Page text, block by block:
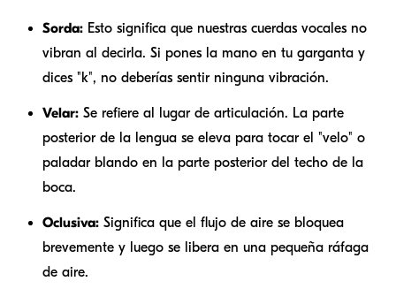
Sorda: Esto significa que nuestras cuerdas vocales no
vibran al decirla. Si pones la mano en tu garganta y
dices "k", no deberías sentir ninguna vibración.
Velar: Se refiere al lugar de articulación. La parte
posterior de la lengua se eleva para tocar el "velo" o
paladar blando en la parte posterior del techo de la
boca.
Oclusiva: Significa que el flujo de aire se bloquea
brevemente y luego se libera en una pequeña ráfaga
de aire.